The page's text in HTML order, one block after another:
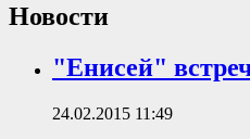
Новости
"Енисей"
24.02.2015 11:49